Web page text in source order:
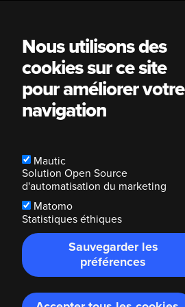
Main
navigation
Nous utilisons des
cookies sur ce site
pour améliorer votre
navigation
Mautic
Solution Open Source
d'automatisation du marketing
Matomo
Statistiques éthiques
Sauvegarder les
préférences